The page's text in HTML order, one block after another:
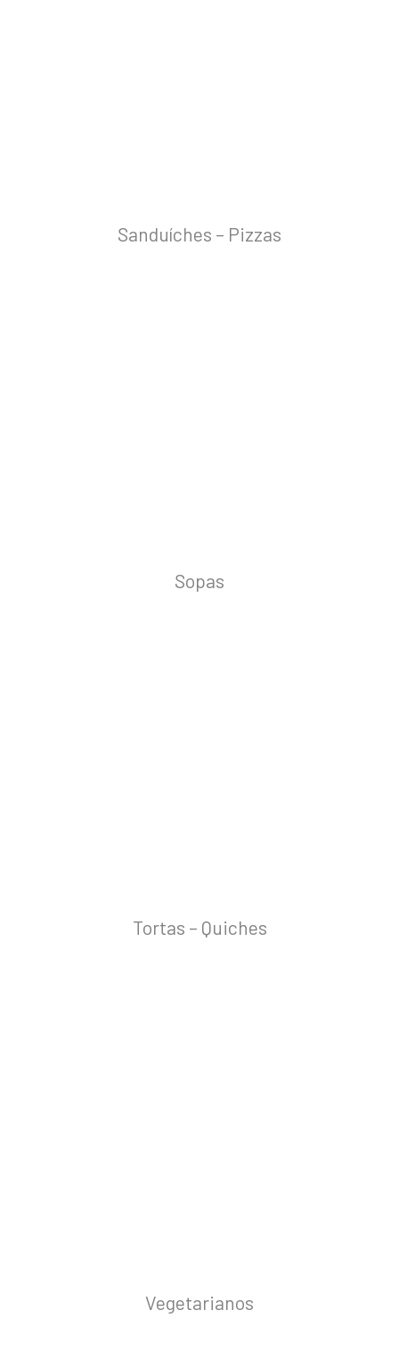
Sanduíches – Pizzas
Sopas
Tortas – Quiches
Vegetarianos